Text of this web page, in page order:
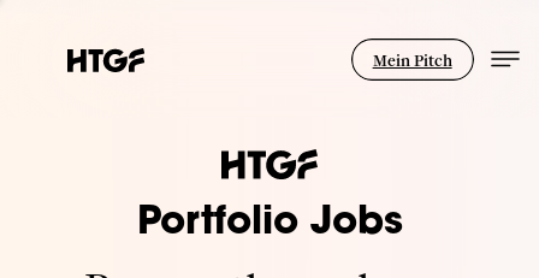
Mein Pitch
Portfolio Jobs